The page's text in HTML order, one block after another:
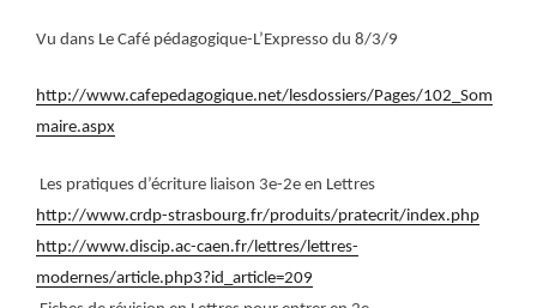
Vu dans Le Café pédagogique-L’Expresso du 8/3/9
http://www.cafepedagogique.net/lesdossiers/Pages/102_Som
maire.aspx
Les pratiques d’écriture liaison 3e-2e en Lettres
http://www.crdp-strasbourg.fr/produits/pratecrit/index.php
http://www.discip.ac-caen.fr/lettres/lettres-
modernes/article.php3?id_article=209